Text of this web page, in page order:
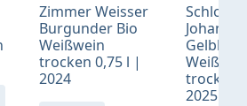
Zimmer Weisser
Burgunder Bio
Weißwein
trocken 0,75 l |
2024
Schloß
Gelblack
trocken
2025